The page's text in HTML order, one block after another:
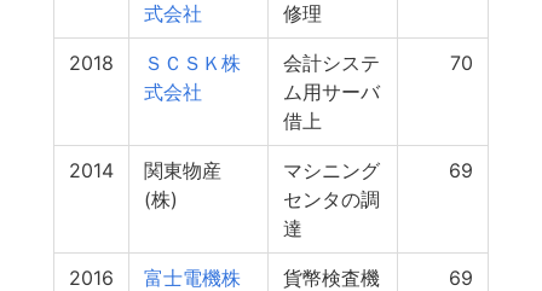
式会社
修理
2018
ＳＣＳＫ株
式会社
会計システ
ム用サーバ
借上
70
2014
関東物産
(株)
マシニング
センタの調
達
69
2016
富士電機株
貨幣検査機
69